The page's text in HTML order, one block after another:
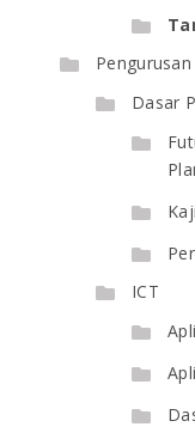
Pengurusan
Dasar
ICT